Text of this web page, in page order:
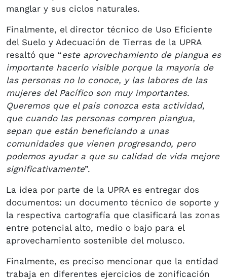
manglar y sus ciclos naturales.
Finalmente, el director técnico de Uso Eficiente
del Suelo y Adecuación de Tierras de la UPRA
resaltó que “este aprovechamiento de piangua es
importante hacerlo visible porque la mayoría de
las personas no lo conoce, y las labores de las
mujeres del Pacífico son muy importantes.
Queremos que el país conozca esta actividad,
que cuando las personas compren piangua,
sepan que están beneficiando a unas
comunidades que vienen progresando, pero
podemos ayudar a que su calidad de vida mejore
significativamente”.
La idea por parte de la UPRA es entregar dos
documentos: un documento técnico de soporte y
la respectiva cartografía que clasificará las zonas
entre potencial alto, medio o bajo para el
aprovechamiento sostenible del molusco.
Finalmente, es preciso mencionar que la entidad
trabaja en diferentes ejercicios de zonificación